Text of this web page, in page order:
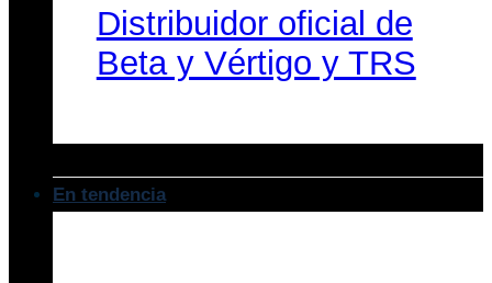
Distribuidor oficial de
Beta y Vértigo y TRS
En tendencia